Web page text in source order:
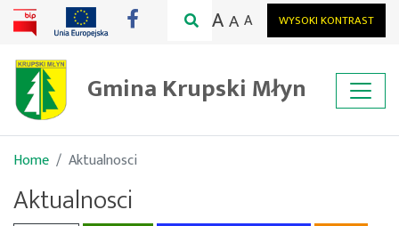
WYSOKI KONTRAST
AA A
Gmina Krupski Młyn
Home Aktualnosci
Aktualnosci